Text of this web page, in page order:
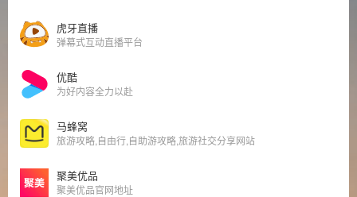
虎牙直播
弹幕式互动直播平台
优酷
为好内容全力以赴
马蜂窝
旅游攻略,自由行,自助游攻略,旅游社交分享网站
聚美优品
聚美优品官网地址